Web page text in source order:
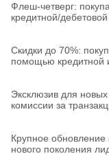
Флеш-четверг:
кредитной/
Скидки до 70%:
помощью кредитной
Эксклюзив для
комиссии за
Крупное
нового поколения